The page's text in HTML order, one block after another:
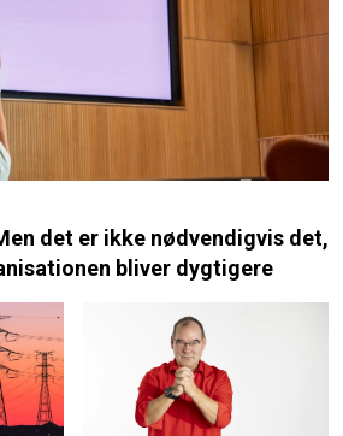
det er ikke nødvendigvis det,
bliver dygtigere